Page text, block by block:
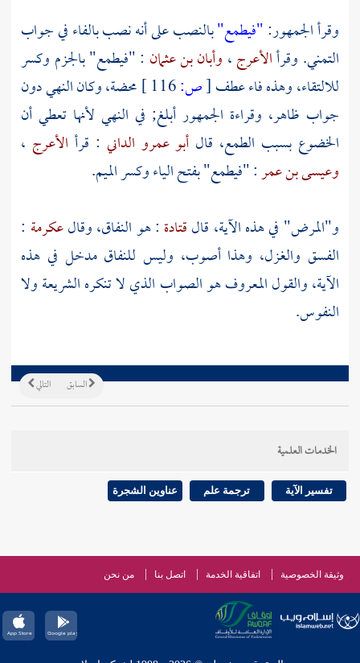
وقرأ الجمهور:"فيطمع"بالنصب على أنه نصب بالفاء في جواب
التمني. وقرأالأعرج، وأبان بن عثمان : "فيطمع" بالجزم وكسر
للالتقاء، وهذه فاء عطف[ص:
محضة، وكان النهي دون
جواب ظاهر، وقراءة الجمهور أبلغ; في النهي لأنها تعطي أن
الخضوع بسبب الطمع، قال أبو عمرو الداني : قرأ الأعرج ،
وعيسى بن عمر: "فيطمع" بفتح الياء وكسر الميم.
و"المرض" في هذه الآية، قالقتادة : هو النفاق، وقالعكرمة :
الفسق والغزل، وهذا أصوب، وليس للنفاق مدخل في هذه
الآية، والقول المعروف هو الصواب الذي لا تنكره الشريعة ولا
النفوس.
التالي السابق
الخدمات العلمية
تفسير الآية ترجمة علم عناوين الشجرة
وثيقة الخصوصية اتفاقية الخدمة اتصل بنا من نحن